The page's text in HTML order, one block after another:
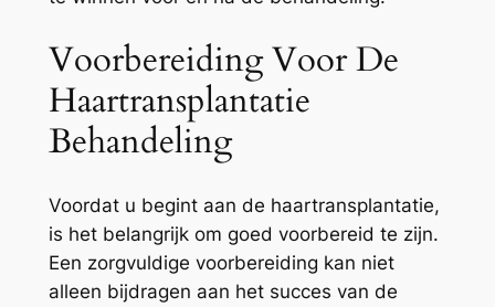
Voorbereiding Voor De
Haartransplantatie
Behandeling
Voordat u begint aan de haartransplantatie,
is het belangrijk om goed voorbereid te zijn.
Een zorgvuldige voorbereiding kan niet
alleen bijdragen aan het succes van de